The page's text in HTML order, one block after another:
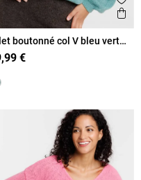
favoris
rapide
boutonné col V bleu vert
€